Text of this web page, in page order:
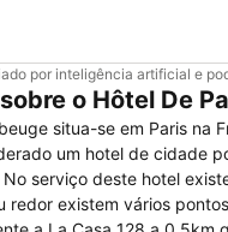
por inteligência artificial e
o Hôtel De
situa-se em Paris na
um hotel de cidade
serviço deste hotel
redor existem vários